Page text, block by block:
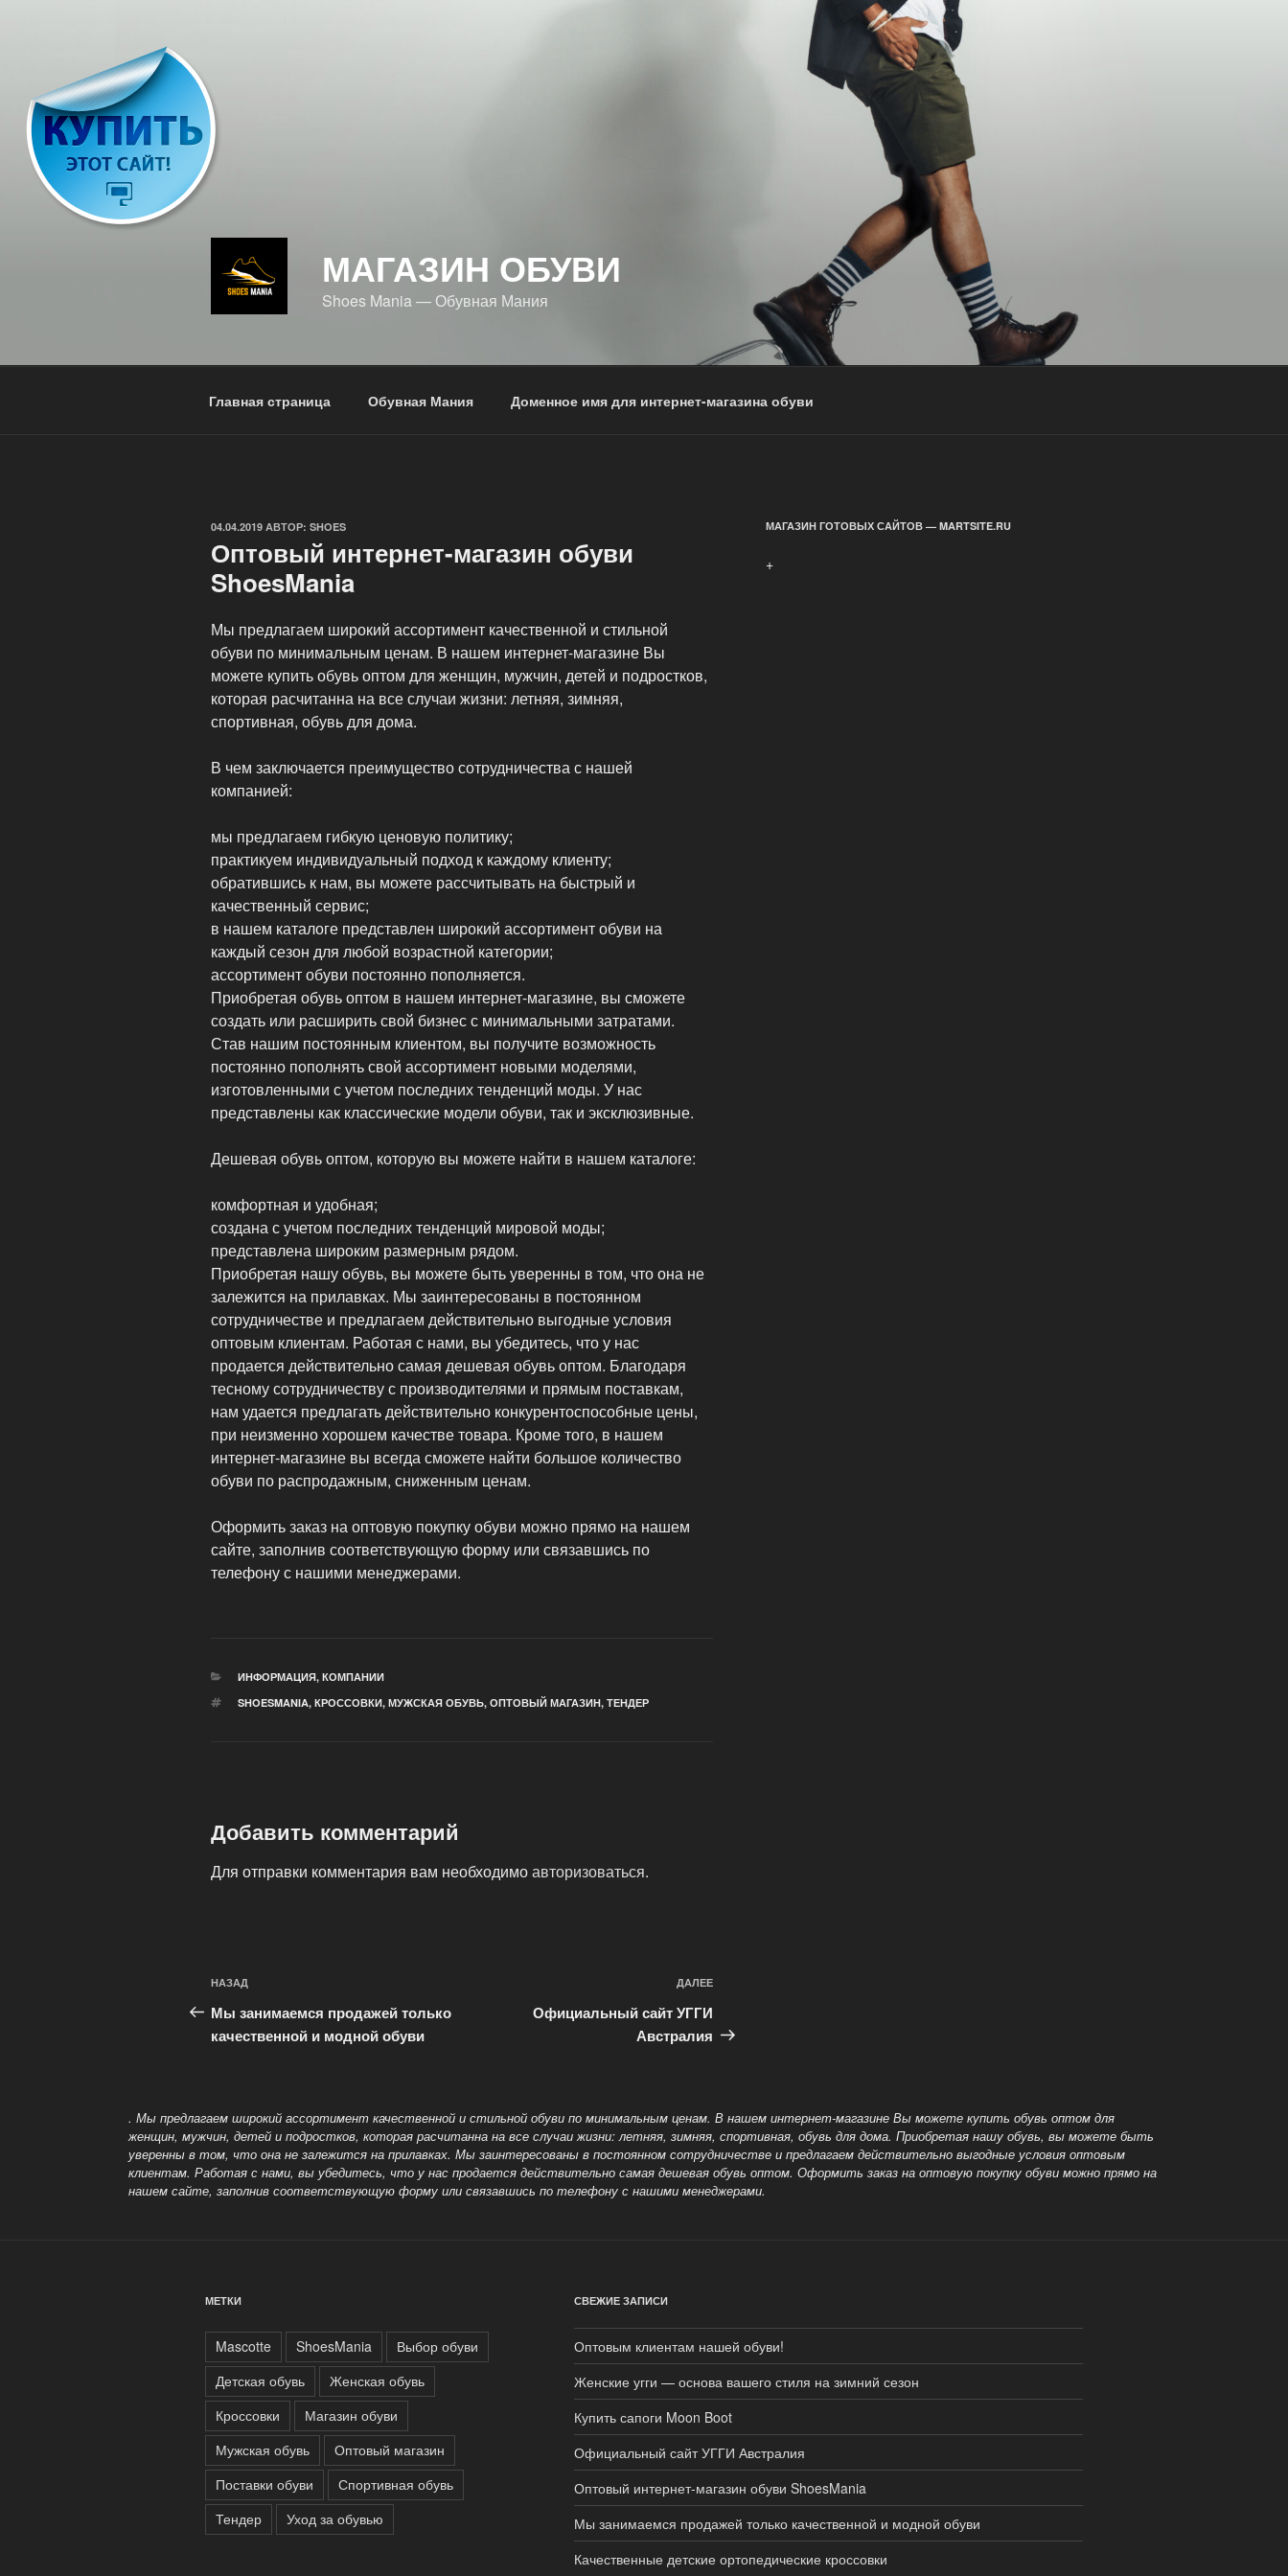
МАГАЗИН ОБУВИ
Shoes Mania — Обувная Мания
Главная страница Обувная Мания Доменное имя для интернет-магазина обуви
ОПУБЛИКОВАНО
04.04.2019 АВТОР: SHOES
Оптовый интернет-магазин обуви
ShoesMania
Мы предлагаем широкий ассортимент качественной и стильной
обуви по минимальным ценам. В нашем интернет-магазине Вы
можете купить обувь оптом для женщин, мужчин, детей и подростков,
которая расчитанна на все случаи жизни: летняя, зимняя,
спортивная, обувь для дома.
В чем заключается преимущество сотрудничества с нашей
компанией:
мы предлагаем гибкую ценовую политику;
практикуем индивидуальный подход к каждому клиенту;
обратившись к нам, вы можете рассчитывать на быстрый и
качественный сервис;
в нашем каталоге представлен широкий ассортимент обуви на
каждый сезон для любой возрастной категории;
ассортимент обуви постоянно пополняется.
Приобретая обувь оптом в нашем интернет-магазине, вы сможете
создать или расширить свой бизнес с минимальными затратами.
Став нашим постоянным клиентом, вы получите возможность
постоянно пополнять свой ассортимент новыми моделями,
изготовленными с учетом последних тенденций моды. У нас
представлены как классические модели обуви, так и эксклюзивные.
Дешевая обувь оптом, которую вы можете найти в нашем каталоге:
комфортная и удобная;
создана с учетом последних тенденций мировой моды;
представлена широким размерным рядом.
Приобретая нашу обувь, вы можете быть уверенны в том, что она не
залежится на прилавках. Мы заинтересованы в постоянном
сотрудничестве и предлагаем действительно выгодные условия
оптовым клиентам. Работая с нами, вы убедитесь, что у нас
продается действительно самая дешевая обувь оптом. Благодаря
тесному сотрудничеству с производителями и прямым поставкам,
нам удается предлагать действительно конкурентоспособные цены,
при неизменно хорошем качестве товара. Кроме того, в нашем
интернет-магазине вы всегда сможете найти большое количество
обуви по распродажным, сниженным ценам.
Оформить заказ на оптовую покупку обуви можно прямо на нашем
сайте, заполнив соответствующую форму или связавшись по
телефону с нашими менеджерами.
РУБРИКИ
ИНФОРМАЦИЯ, КОМПАНИИ
МЕТКИ
SHOESMANIA, КРОССОВКИ, МУЖСКАЯ ОБУВЬ, ОПТОВЫЙ МАГАЗИН, ТЕНДЕР
Добавить комментарий
Для отправки комментария вам необходимоавторизоваться.
Навигация
по
записям
Предыдущая
запись:
НАЗАД
Мы занимаемся продажей только
качественной и модной обуви
ДАЛЕЕ
Официальный сайт УГГИ
Австралия
МАГАЗИН ГОТОВЫХ САЙТОВ — MARTSITE.RU
+
. Мы предлагаем широкий ассортимент качественной и стильной обуви по минимальным ценам. В нашем интернет-магазине Вы можете купить обувь оптом для
женщин, мужчин, детей и подростков, которая расчитанна на все случаи жизни: летняя, зимняя, спортивная, обувь для дома.Приобретая нашу обувь, вы можете быть
уверенны в том, что она не залежится на прилавках. Мы заинтересованы в постоянном сотрудничестве и предлагаем действительно выгодные условия оптовым
клиентам. Работая с нами, вы убедитесь, что у нас продается действительно самая дешевая обувь оптом.Оформить заказ на оптовую покупку обуви можно прямо на
нашем сайте, заполнив соответствующую форму или связавшись по телефону с нашими менеджерами.
МЕТКИ
Mascotte ShoesMania
Выбор обуви
Детская обувь
Женская обувь
Кроссовки
Магазин обуви
Мужская обувь
Оптовый магазин
Поставки обуви
Спортивная обувь
Тендер
Уход за обувью
СВЕЖИЕ ЗАПИСИ
Оптовым клиентам нашей обуви!
Женские угги — основа вашего стиля на зимний сезон
Купить сапоги Moon Boot
Официальный сайт УГГИ Австралия
Оптовый интернет-магазин обуви ShoesMania
Мы занимаемся продажей только качественной и модной обуви
Качественные детские ортопедические кроссовки